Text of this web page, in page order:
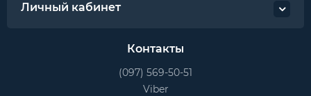
Личный кабинет
Контакты
(097) 569-50-51
Viber